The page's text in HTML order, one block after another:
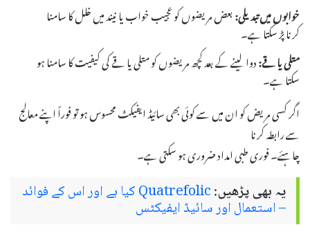
خوابوں میں تبدیلی:بعض مریضوں کو عجیب خواب یا نیند میں خلل کا سامنا
کرنا پڑ سکتا ہے۔
متلی یا قے:دوا لینے کے بعد کچھ مریضوں کو متلی یا قے کی کیفیت کا سامنا ہو
سکتا ہے۔
اگر کسی مریض کو ان میں سے کوئی بھی سائیڈ ایفیکٹ محسوس ہو تو فوراً اپنے معالج
سے رابطہ کرنا
چاہئے۔ فوری طبی امداد ضروری ہو سکتی ہے۔
یہ بھی پڑھیں: Quatrefolic کیا ہے اور اس کے فوائد
– استعمال اور سائیڈ ایفیکٹس